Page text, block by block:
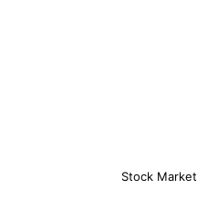
Stock Market